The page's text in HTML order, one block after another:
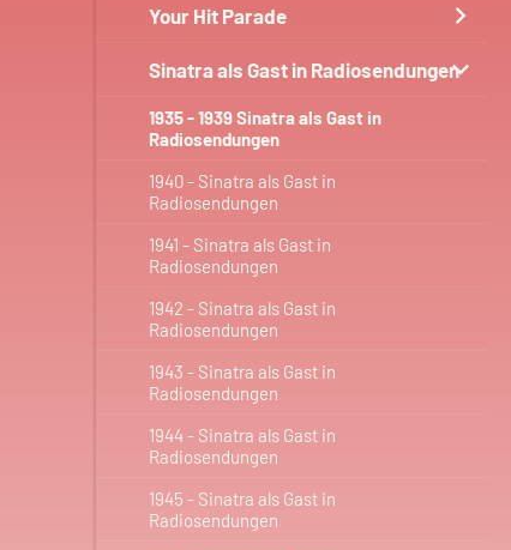
Your Hit Parade
Sinatra als Gast in Radiosendungen
1935 - 1939 Sinatra als Gast in
Radiosendungen
1940 - Sinatra als Gast in
Radiosendungen
1941 - Sinatra als Gast in
Radiosendungen
1942 - Sinatra als Gast in
Radiosendungen
1943 - Sinatra als Gast in
Radiosendungen
1944 - Sinatra als Gast in
Radiosendungen
1945 - Sinatra als Gast in
Radiosendungen